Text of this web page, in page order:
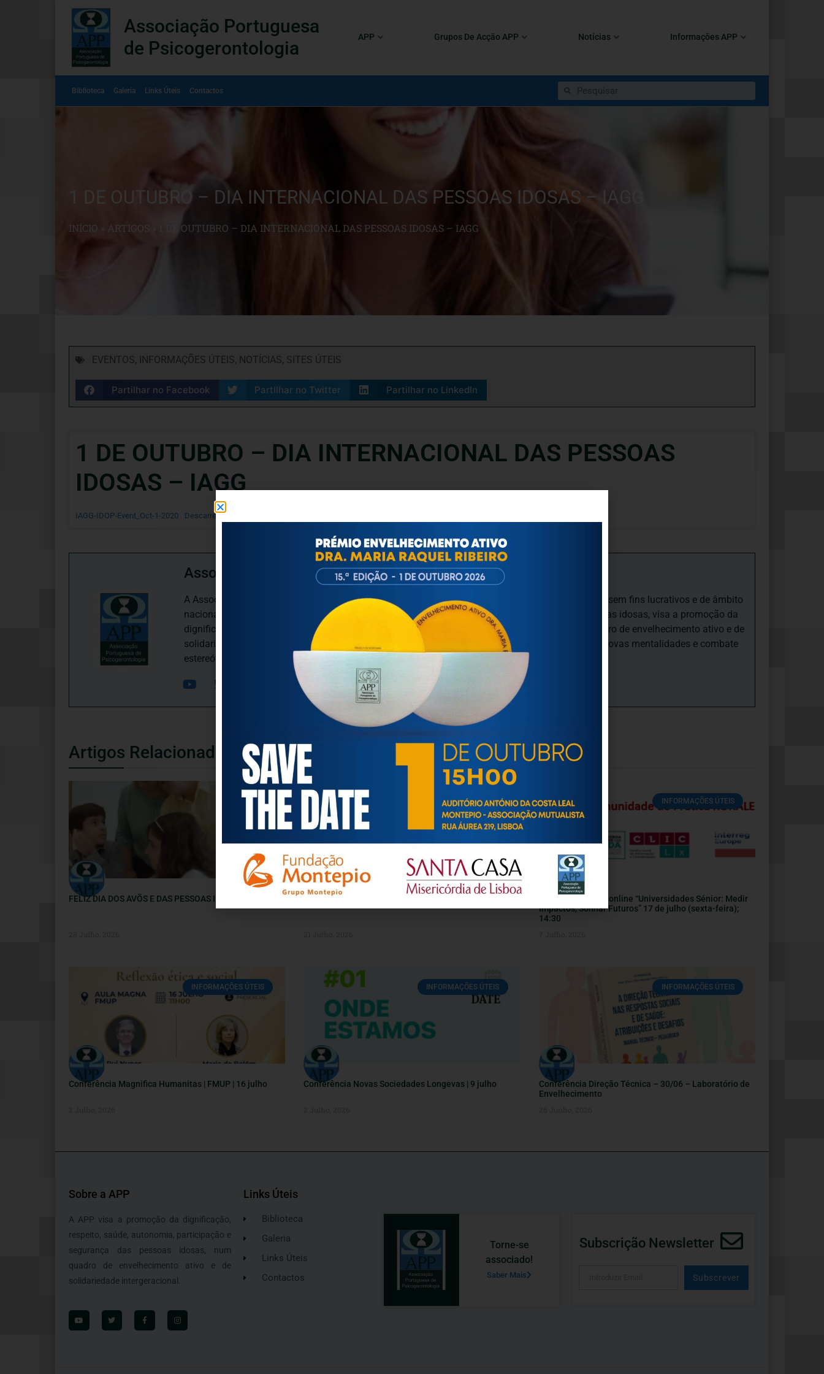
Associação Portuguesa
de Psicogerontologia
APP Grupos De Acção APP Notícias Informações APP
Biblioteca Galeria Links Úteis Contactos
1 DE OUTUBRO – DIA INTERNACIONAL DAS PESSOAS IDOSAS – IAGG
INÍCIO » ARTIGOS 1 DE OUTUBRO – DIA INTERNACIONAL DAS PESSOAS IDOSAS – IAGG
EVENTOS, INFORMAÇÕES ÚTEIS, NOTÍCIAS, SITES ÚTEIS
Partilhar no Facebook Partilhar no Twitter Partilhar no LinkedIn
1 DE OUTUBRO – DIA INTERNACIONAL DAS PESSOAS
IDOSAS – IAGG
IAGG-IDOP-Event_Oct-1-2020 Descarregar
Associação Portuguesa de Psicogerontologia
A Associação Portuguesa de Psicogerontologia-APP, Instituição Particular de Solidariedade Social sem fins lucrativos e de âmbito
nacional, dedica-se às questões biopsicológicas e sociais inerentes ao envelhecimento e às pessoas idosas, visa a promoção da
dignificação, respeito, saúde, autonomia, participação e segurança das pessoas idosas, num quadro de envelhecimento ativo e de
solidariedade intergeracional, e de uma sociedade mais inclusiva para todas as idades, promove novas mentalidades e combate
estereótipos negativos relativamente à idade e ao envelhecimento.
Artigos Relacionados
FELIZ DIA DOS AVÕS E DAS PESSOAS IDOSAS
INFORMAÇÕES ÚTEIS
GUIA PRÁTICO – SUBSÍDIO DE DOENÇA
INFORMAÇÕES ÚTEIS
Convite | Webinar online “Universidades Sénior: Medir
Impactos, Sonhar Futuros” 17 de julho (sexta-feira);
14:30
INFORMAÇÕES ÚTEIS
Conferência Magnifica Humanitas | FMUP | 16 julho
INFORMAÇÕES ÚTEIS
Conferência Novas Sociedades Longevas | 9 julho
INFORMAÇÕES ÚTEIS
Conferência Direção Técnica – 30/06 – Laboratório de
Envelhecimento
Sobre a APP
A APP visa a promoção da dignificação,
respeito, saúde, autonomia, participação e
segurança das pessoas idosas, num
quadro de envelhecimento ativo e de
solidariedade intergeracional.
Links Úteis
Biblioteca
Galeria
Links Úteis
Contactos
Torne-se
associado!
Saber Mais
Subscrição Newsletter
Subscrever